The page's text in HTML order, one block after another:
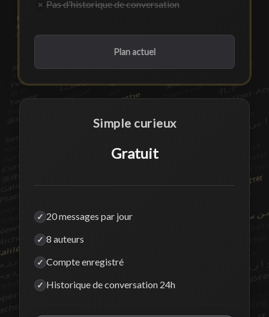
× Pas d'historique de conversation
Plan actuel
Simple curieux
Gratuit
✓ 20 messages par jour
✓ 8 auteurs
✓ Compte enregistré
✓ Historique de conversation 24h